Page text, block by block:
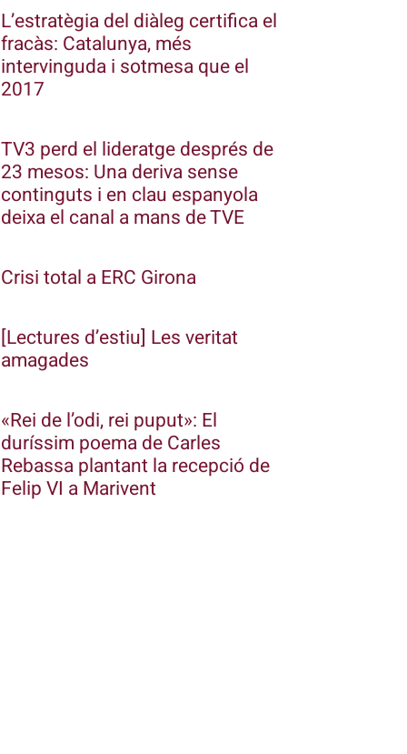
L’estratègia del diàleg certifica el
fracàs: Catalunya, més
intervinguda i sotmesa que el
2017
TV3 perd el lideratge després de
23 mesos: Una deriva sense
continguts i en clau espanyola
deixa el canal a mans de TVE
Crisi total a ERC Girona
[Lectures d’estiu] Les veritat
amagades
«Rei de l’odi, rei puput»: El
duríssim poema de Carles
Rebassa plantant la recepció de
Felip VI a Marivent